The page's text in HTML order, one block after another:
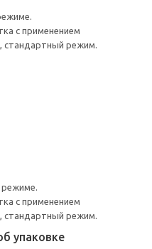
с применением
стандартный режим.
с применением
стандартный режим.
упаковке